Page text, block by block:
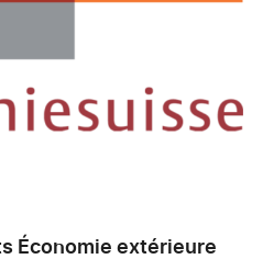
Économie extérieure